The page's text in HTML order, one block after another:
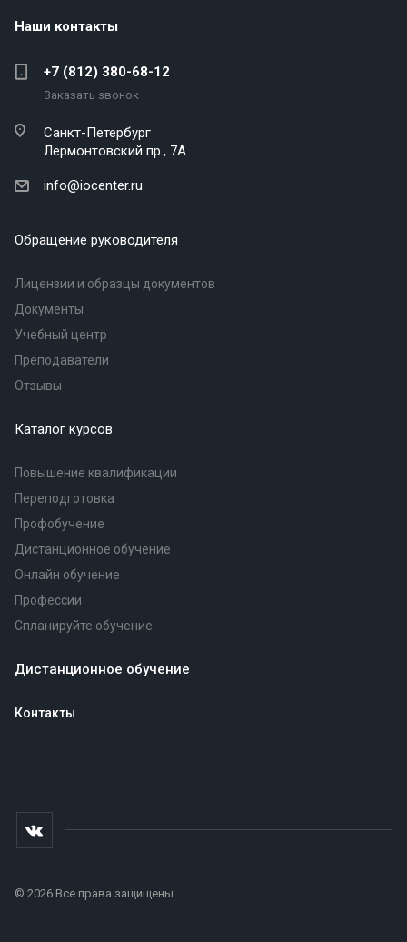
Наши контакты
+7 (812) 380-68-12
Заказать звонок
Санкт-Петербург
Лермонтовский пр., 7А
info@iocenter.ru
Обращение руководителя
Лицензии и образцы документов
Документы
Учебный центр
Преподаватели
Отзывы
Каталог курсов
Повышение квалификации
Переподготовка
Профобучение
Дистанционное обучение
Онлайн обучение
Профессии
Спланируйте обучение
Дистанционное обучение
Контакты
© 2026 Все права защищены.